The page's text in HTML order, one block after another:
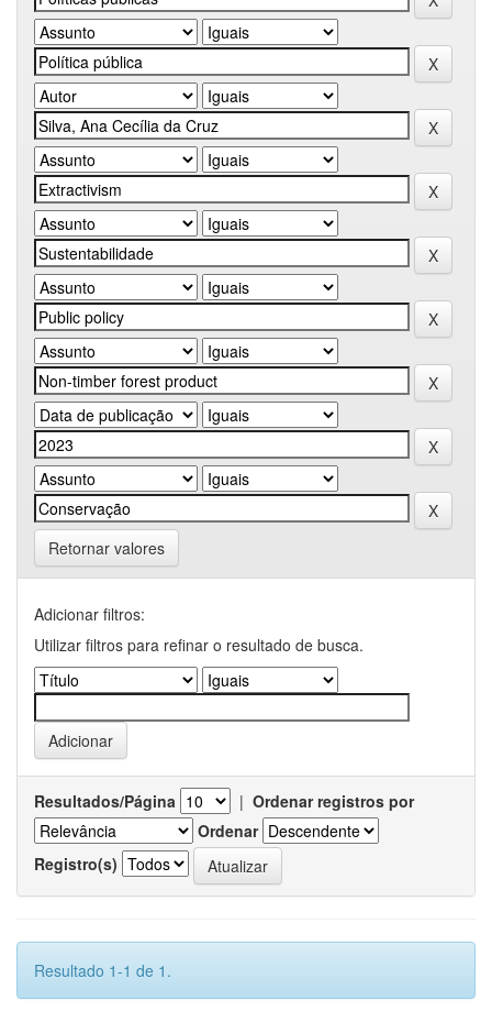
Retornar valores
Adicionar filtros:
Utilizar filtros para refinar o resultado de busca.
Resultados/Página | Ordenar registros por
Ordenar
Registro(s)
Resultado 1-1 de 1.